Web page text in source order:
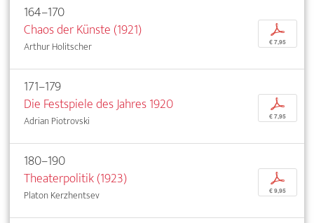
164–170
Chaos der Künste (1921)
Arthur Holitscher
p
€ 7,95
171–179
Die Festspiele des Jahres 1920
Adrian Piotrovski
p
€ 7,95
180–190
Theaterpolitik (1923)
Platon Kerzhentsev
p
€ 9,95